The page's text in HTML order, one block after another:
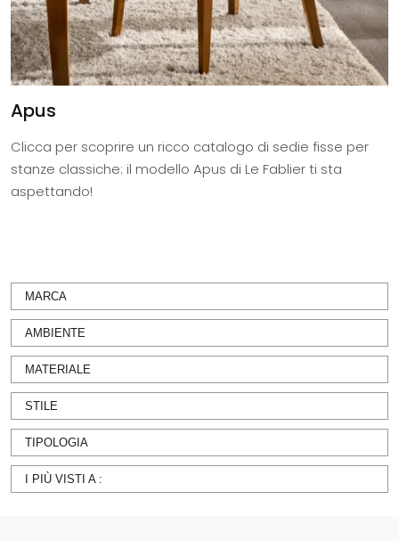
Apus
Clicca per scoprire un ricco catalogo di sedie fisse per
stanze classiche: il modello Apus di Le Fablier ti sta
aspettando!
MARCA
AMBIENTE
MATERIALE
STILE
TIPOLOGIA
I PIÙ VISTI A :